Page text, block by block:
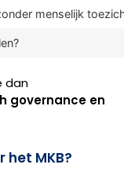
menselijk
dan
governance en
MKB?